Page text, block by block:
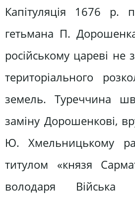
Капітуляція 1676 р.
гетьмана П.
російському цареві не
територіального
земель. Туреччина
заміну Дорошенкові,
Ю. Хмельницькому
титулом «князя
володаря Війська